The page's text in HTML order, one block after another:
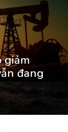
giảm
đang